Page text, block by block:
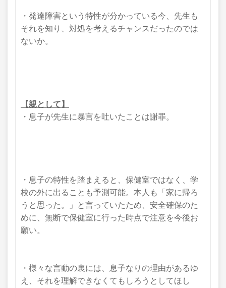
・発達障害という特性が分かっている今、先生も
それを知り、対処を考えるチャンスだったのでは
ないか。
【親として】
・息子が先生に暴言を吐いたことは謝罪。
・息子の特性を踏まえると、保健室ではなく、学
校の外に出ることも予測可能。本人も「家に帰ろ
うと思った。」と言っていたため、安全確保のた
めに、無断で保健室に行った時点で注意を今後お
願い。
・様々な言動の裏には、息子なりの理由があるゆ
え、それを理解できなくてもしろうとしてほし